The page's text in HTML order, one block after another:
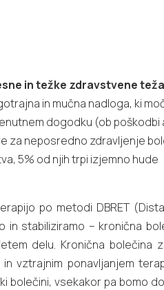
in težke zdravstvene
in mučna nadloga, ki
dogodku (ob poškodbi
za neposredno zdravljenje
5% od njih trpi izjemno hude
po metodi DBRET
in stabiliziramo – kronična
delu. Kronična bolečina
vztrajnim ponavljanjem
bolečini, vsekakor pa bomo